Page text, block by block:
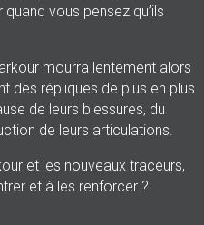
vous pensez qu’ils
mourra lentement alors
des répliques de plus en plus
de leurs blessures, du
de leurs articulations.
et les nouveaux traceurs,
et à les renforcer ?